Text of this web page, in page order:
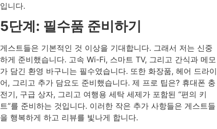
입니다.
5단계: 필수품 준비하기
게스트들은 기본적인 것 이상을 기대합니다. 그래서 저는 신중
하게 준비했습니다. 고속 Wi-Fi, 스마트 TV, 그리고 간식과 메모
가 담긴 환영 바구니는 필수였습니다. 또한 화장품, 헤어 드라이
어, 그리고 추가 담요도 준비했습니다. 제 프로 팁은? 휴대폰 충
전기, 구급 상자, 그리고 여행용 세탁 세제가 포함된 “편의 키
트”를 준비하는 것입니다. 이러한 작은 추가 사항들은 게스트들
을 행복하게 하고 리뷰를 빛나게 합니다.